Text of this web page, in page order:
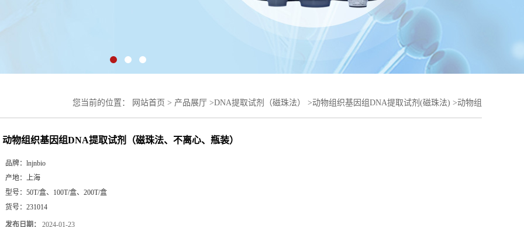
您当前的位置： 网站首页 > 产品展厅 >DNA提取试剂（磁珠法） >动物组织基因组DNA提取试剂(磁珠法) >动物组
动物组织基因组DNA提取试剂（磁珠法、不离心、瓶装）
品牌： lnjnbio
产地： 上海
型号： 50T/盒、100T/盒、200T/盒
货号： 231014
发布日期： 2024-01-23